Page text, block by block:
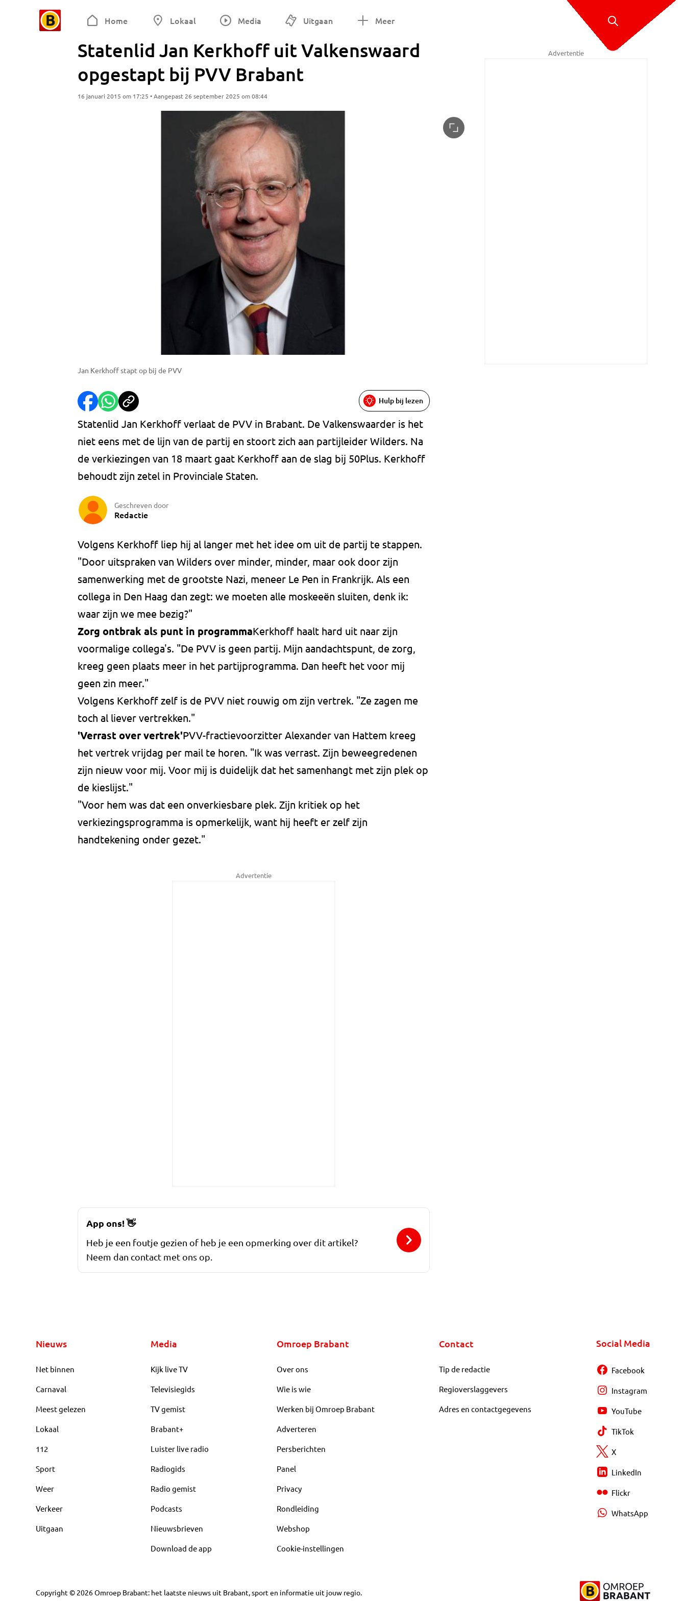
Home Lokaal Media Uitgaan Meer
Statenlid Jan Kerkhoff uit Valkenswaard
opgestapt bij PVV Brabant
16 januari 2015 om 17:25 • Aangepast 26 september 2025 om 08:44
Jan Kerkhoff stapt op bij de PVV
Hulp bij lezen
Statenlid Jan Kerkhoff verlaat de PVV in Brabant. De Valkenswaarder is het
niet eens met de lijn van de partij en stoort zich aan partijleider Wilders. Na
de verkiezingen van 18 maart gaat Kerkhoff aan de slag bij 50Plus. Kerkhoff
behoudt zijn zetel in Provinciale Staten.
Geschreven door
Redactie
Volgens Kerkhoff liep hij al langer met het idee om uit de partij te stappen.
"Door uitspraken van Wilders over minder, minder, maar ook door zijn
samenwerking met de grootste Nazi, meneer Le Pen in Frankrijk. Als een
collega in Den Haag dan zegt: we moeten alle moskeeën sluiten, denk ik:
waar zijn we mee bezig?"
Zorg ontbrak als punt in programmaKerkhoff haalt hard uit naar zijn
voormalige collega's. "De PVV is geen partij. Mijn aandachtspunt, de zorg,
kreeg geen plaats meer in het partijprogramma. Dan heeft het voor mij
geen zin meer."
Volgens Kerkhoff zelf is de PVV niet rouwig om zijn vertrek. "Ze zagen me
toch al liever vertrekken."
'Verrast over vertrek'PVV-fractievoorzitter Alexander van Hattem kreeg
het vertrek vrijdag per mail te horen. "Ik was verrast. Zijn beweegredenen
zijn nieuw voor mij. Voor mij is duidelijk dat het samenhangt met zijn plek op
de kieslijst."
"Voor hem was dat een onverkiesbare plek. Zijn kritiek op het
verkiezingsprogramma is opmerkelijk, want hij heeft er zelf zijn
handtekening onder gezet."
Advertentie
Advertentie
App ons!👋
Heb je een foutje gezien of heb je een opmerking over dit artikel?
Neem dan contact met ons op.
Nieuws
Net binnen
Carnaval
Meest gelezen
Lokaal
112
Sport
Weer
Verkeer
Uitgaan
Media
Kijk live TV
Televisiegids
TV gemist
Brabant+
Luister live radio
Radiogids
Radio gemist
Podcasts
Nieuwsbrieven
Download de app
Omroep Brabant
Over ons
Wie is wie
Werken bij Omroep Brabant
Adverteren
Persberichten
Panel
Privacy
Rondleiding
Webshop
Cookie-instellingen
Contact
Tip de redactie
Regioverslaggevers
Adres en contactgegevens
Social Media
Facebook
Instagram
YouTube
TikTok
X
LinkedIn
Flickr
WhatsApp
Copyright © 2026Omroep Brabant: het laatste nieuws uit Brabant, sport en informatie uit jouw regio.